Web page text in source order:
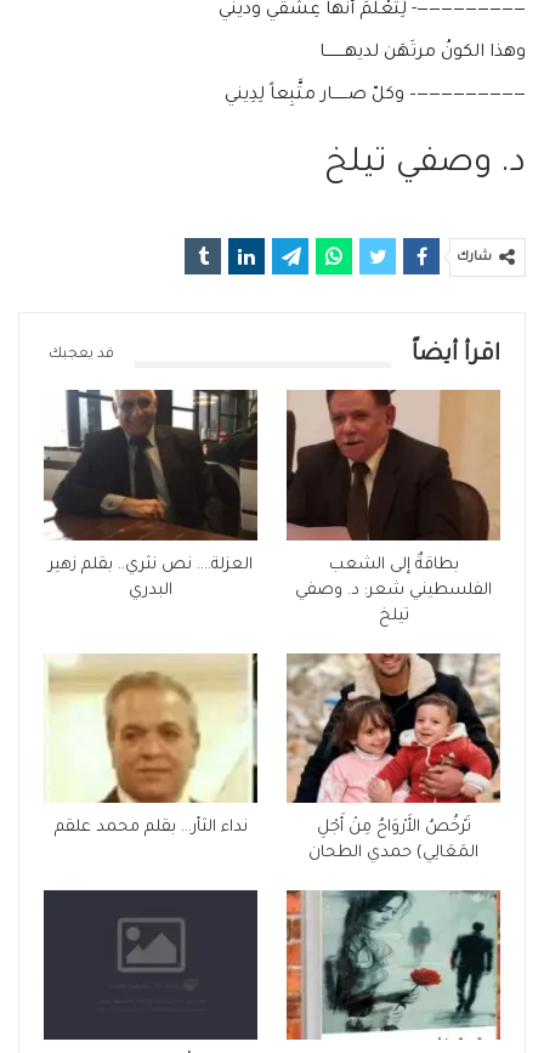
—————————- لِتَعْلمَ أنّها عِشْقي وديني
وهذا الكونُ مرتَهَن لديهــــــــا
—————————– وكلّ صــــــار متَّبِعاً لِدِيني
د. وصفي تيلخ
شارك
اقرأ أيضاً قد يعجبك
بطاقةٌ إلى الشعب
الفلسطيني شعر: د. وصفي
تيلخ
العزلة…. نص نثري.. بقلم زهير
البدري
تَرْخُصُ الأَرْوَاحُ مِنْ أَجْلِ
المَعَالِي) حمدي الطحان
نداء الثأر… بقلم محمد علقم